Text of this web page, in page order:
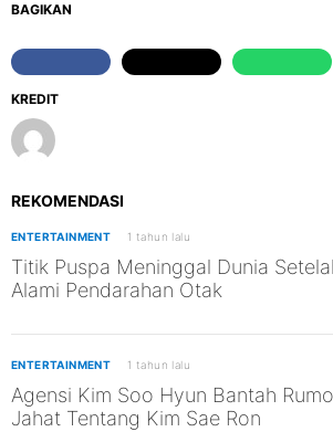
KREDIT
BAGIKAN
REKOMENDASI
ENTERTAINMENT 1 tahun lalu
Titik Puspa Meninggal Dunia
Alami Pendarahan Otak
ENTERTAINMENT 1 tahun lalu
Agensi Kim Soo Hyun Bantah
Jahat Tentang Kim Sae Ron